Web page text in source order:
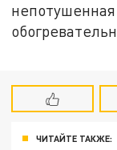
ЧИТАЙТЕ ТАКЖЕ: